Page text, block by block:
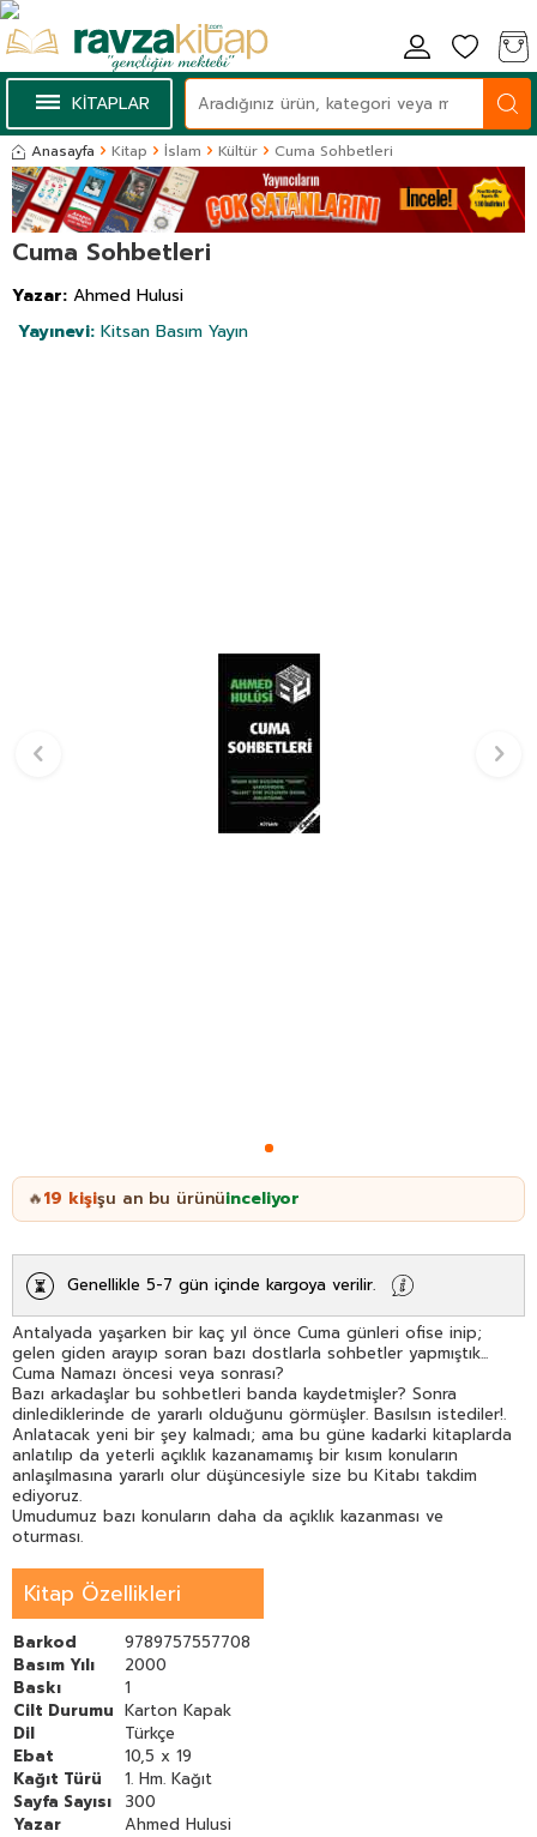
KİTAPLAR
Anasayfa Kitap İslam Kültür Cuma Sohbetleri
Cuma Sohbetleri
Yazar: Ahmed Hulusi
Yayınevi: Kitsan Basım Yayın
🔥19 kişişu an bu ürünüinceliyor
Genellikle 5-7 gün içinde kargoya verilir.
Antalyada yaşarken bir kaç yıl önce Cuma günleri ofise inip;
gelen giden arayıp soran bazı dostlarla sohbetler yapmıştık...
Cuma Namazı öncesi veya sonrası?
Bazı arkadaşlar bu sohbetleri banda kaydetmişler? Sonra
dinlediklerinde de yararlı olduğunu görmüşler. Basılsın istediler!.
Anlatacak yeni bir şey kalmadı; ama bu güne kadarki kitaplarda
anlatılıp da yeterli açıklık kazanamamış bir kısım konuların
anlaşılmasına yararlı olur düşüncesiyle size bu Kitabı takdim
ediyoruz.
Umudumuz bazı konuların daha da açıklık kazanması ve
oturması.
Kitap Özellikleri
Barkod
9789757557708
Basım Yılı
2000
Baskı
1
Cilt Durumu Karton Kapak
Dil
Türkçe
Ebat
10,5 x 19
Kağıt Türü
1. Hm. Kağıt
Sayfa Sayısı
300
Yazar
Ahmed Hulusi